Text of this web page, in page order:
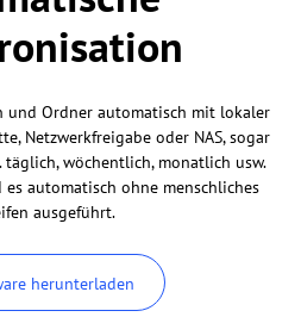
und Ordner automatisch mit lokaler
Netzwerkfreigabe oder NAS, sogar
täglich, wöchentlich, monatlich usw.
automatisch ohne menschliches
ausgeführt.
herunterladen